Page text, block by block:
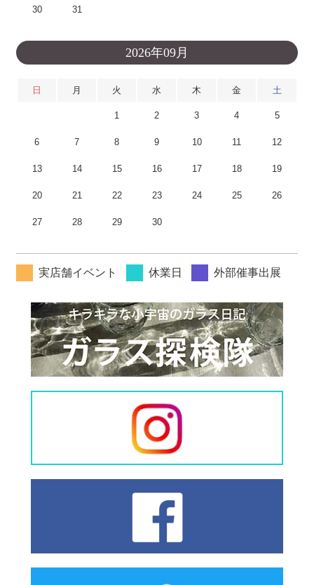
30 31
2026年09月
日 月 火 水 木 金 土
1 2 3 4 5
6 7 8 9 10 11 12
13 14 15 16 17 18 19
20 21 22 23 24 25 26
27 28 29 30
実店舗イベント 休業日 外部催事出展